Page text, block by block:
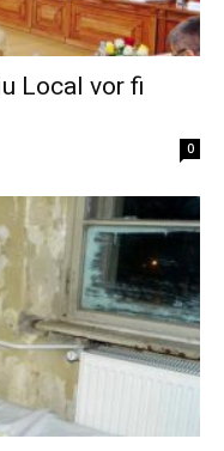
Local vor fi
0